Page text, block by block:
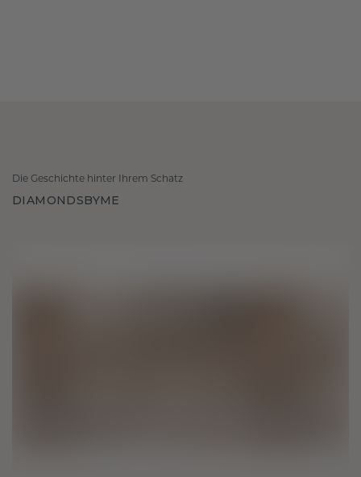
Die Geschichte hinter Ihrem Schatz
DIAMONDSBYME